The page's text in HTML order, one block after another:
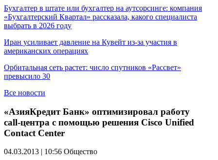
Бухгалтер в штате или бухгалтер на аутсорсинге: компания
«Бухгалтерский Квартал» рассказала, какого специалиста
выбрать в 2026 году
Иран усиливает давление на Кувейт из-за участия в
американских операциях
Орбитальная сеть растет: число спутников «Рассвет»
превысило 30
Все новости
«АзияКредит Банк» оптимизировал работу
call‑центра с помощью решения Cisco Unified
Contact Center
04.03.2013 | 10:56 Общество